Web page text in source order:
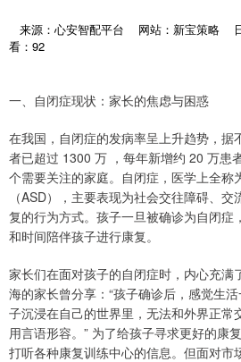
来源：心安智配平台 网站：新宝策略
看：92
一、自闭症现状：家长的焦虑与困惑
在我国，自闭症的发病率呈上升趋势，据
者已超过 1300 万 ，每年新增约 20 万患
个需要关注的家庭。自闭症，医学上全称
（ASD），主要表现为社会交往障碍、
复的行为方式。孩子一旦被确诊为自闭症
和时间陪伴孩子进行康复。
家长们在面对孩子的自闭症时，内心充满
海的家长曾分享：“孩子确诊后，感觉生
子沉浸在自己的世界里，无法和外界正常
用言语形容。” 为了给孩子寻求更好的康
打听各种康复训练中心的信息。但面对市